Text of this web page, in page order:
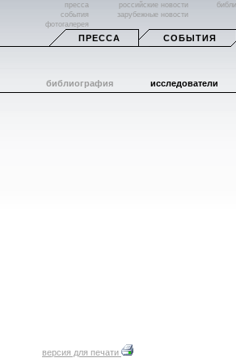
пресса
события
фотогалерея
российские новости
зарубежные новости
ПРЕССА СОБЫТИЯ
библиография исследователи
версия для печати